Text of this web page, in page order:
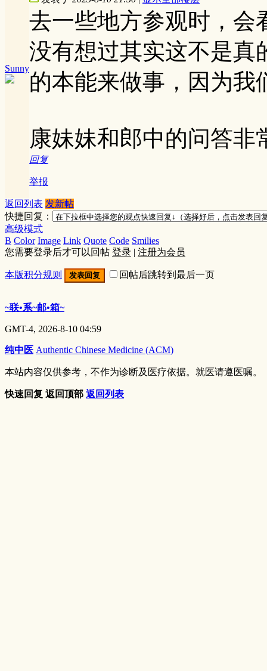
Sunny
去一些地方参观时，会
没有想过其实这不是真
的本能来做事，因为我
康妹妹和郎中的问答非
回复
举报
返回列表 发新帖
快捷回复：
高级模式
B Color Image Link Quote Code Smilies
您需要登录后才可以回帖 登录 | 注册为会员
本版积分规则 发表回复 回帖后跳转到最后一页
~联•系~邮•箱~
GMT-4, 2026-8-10 04:59
纯中医 Authentic Chinese Medicine (ACM)
本站内容仅供参考，不作为诊断及医疗依据。就医请遵医嘱。
快速回复 返回顶部 返回列表